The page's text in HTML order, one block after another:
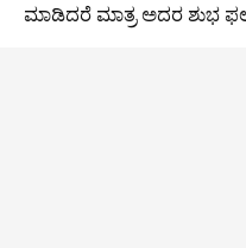
ಮಾಡಿದರೆ ಮಾತ್ರ ಅದರ ಶುಭ